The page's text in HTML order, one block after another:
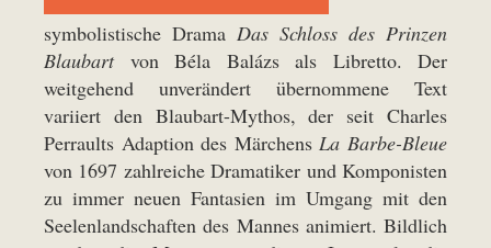
symbolistische Drama Das Schloss des Prinzen
Blaubart von Béla Balázs als Libretto. Der
weitgehend unverändert übernommene Text
variiert den Blaubart-Mythos, der seit Charles
Perraults Adaption des Märchens La Barbe-Bleue
von 1697 zahlreiche Dramatiker und Komponisten
zu immer neuen Fantasien im Umgang mit den
Seelenlandschaften des Mannes animiert. Bildlich